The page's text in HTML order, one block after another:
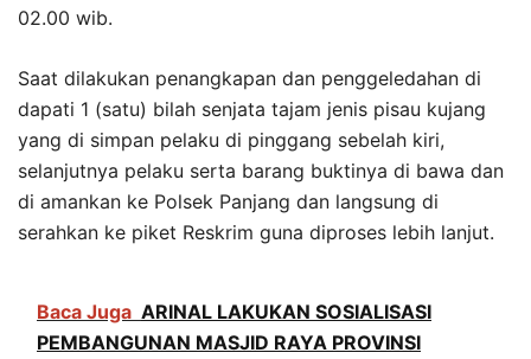
02.00 wib.
Saat dilakukan penangkapan dan penggeledahan di
dapati 1 (satu) bilah senjata tajam jenis pisau kujang
yang di simpan pelaku di pinggang sebelah kiri,
selanjutnya pelaku serta barang buktinya di bawa dan
di amankan ke Polsek Panjang dan langsung di
serahkan ke piket Reskrim guna diproses lebih lanjut.
Baca Juga ARINAL LAKUKAN SOSIALISASI
PEMBANGUNAN MASJID RAYA PROVINSI